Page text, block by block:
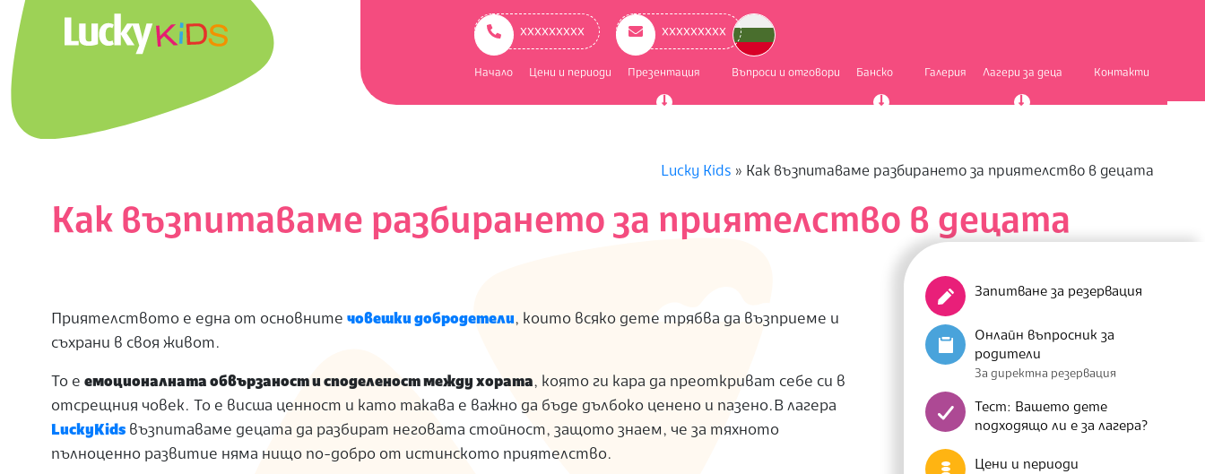
Skip
content
U
K
K
I
D
S
ххххххххх ххххххххх
Начало Цени и периоди Презентация Въпроси и отговори Банско Галерия Лагери за деца Контакти
Lucky Kids » Как възпитаваме разбирането за приятелство в децата
Как възпитаваме разбирането за приятелство в децата
Приятелството е една от основните човешки добродетели, които всяко дете трябва да възприеме и
съхрани в своя живот.
То е емоционалната обвързаност и споделеност между хората, която ги кара да преоткриват себе си в
отсрещния човек. То е висша ценност и като такава е важно да бъде дълбоко ценено и пазено.В лагера
LuckyKids възпитаваме децата да разбират неговата стойност, защото знаем, че за тяхното
пълноценно развитие няма нищо по-добро от истинското приятелство.
Запитване за резервация
Онлайн въпросник за
родители
За директна резервация
Тест: Вашето дете
подходящо ли е за лагера?
Цени и периоди